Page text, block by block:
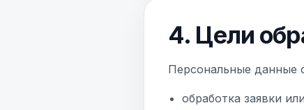
4. Цели
Персональные данные
обработка заявки